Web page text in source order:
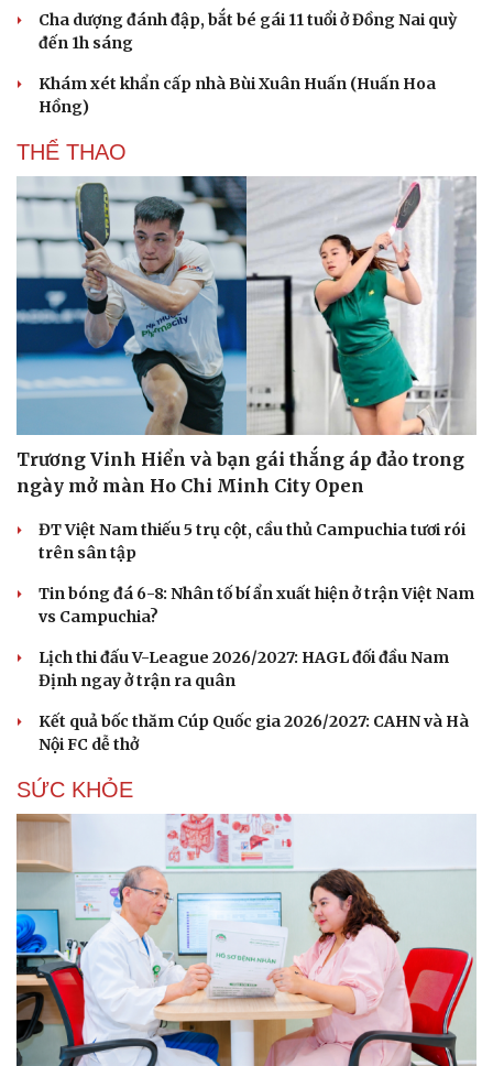
Di sản
Cha dượng đánh đập, bắt bé gái 11 tuổi ở Đồng Nai quỳ
đến 1h sáng
Khám xét khẩn cấp nhà Bùi Xuân Huấn (Huấn Hoa
Hồng)
THỂ THAO
Trương Vinh Hiển và bạn gái thắng áp đảo trong
ngày mở màn Ho Chi Minh City Open
ĐT Việt Nam thiếu 5 trụ cột, cầu thủ Campuchia tươi rói
trên sân tập
Tin bóng đá 6-8: Nhân tố bí ẩn xuất hiện ở trận Việt Nam
vs Campuchia?
Lịch thi đấu V-League 2026/2027: HAGL đối đầu Nam
Định ngay ở trận ra quân
Kết quả bốc thăm Cúp Quốc gia 2026/2027: CAHN và Hà
Nội FC dễ thở
SỨC KHỎE